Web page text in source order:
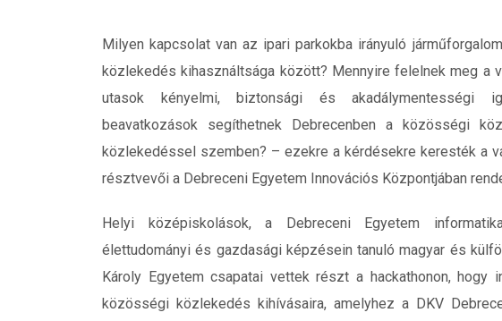
Milyen kapcsolat van az ipari parkokba irányuló
közlekedés kihasználtsága között? Mennyire felelnek meg a
utasok kényelmi, biztonsági és akadálymentességi
beavatkozások segíthetnek Debrecenben a közösségi
közlekedéssel szemben? – ezekre a kérdésekre keresték a
résztvevői a Debreceni Egyetem Innovációs Központjában
Helyi középiskolások, a Debreceni Egyetem
élettudományi és gazdasági képzésein tanuló magyar és
Károly Egyetem csapatai vettek részt a hackathonon, hogy
közösségi közlekedés kihívásaira, amelyhez a DKV